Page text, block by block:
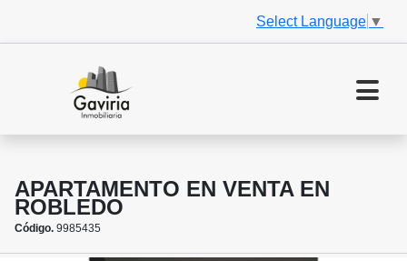
Select Language ▼
APARTAMENTO EN VENTA EN
ROBLEDO
Código. 9985435